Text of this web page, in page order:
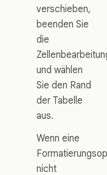
verschieben,
beenden Sie
die
und wählen
Sie den Rand
der Tabelle
aus.
Wenn eine
nicht